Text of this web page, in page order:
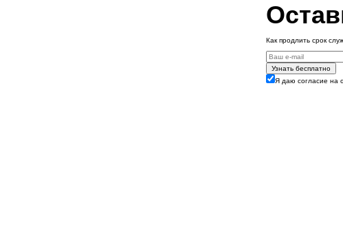
Как продлить срок
Узнать бесплатно
Я даю согласие на